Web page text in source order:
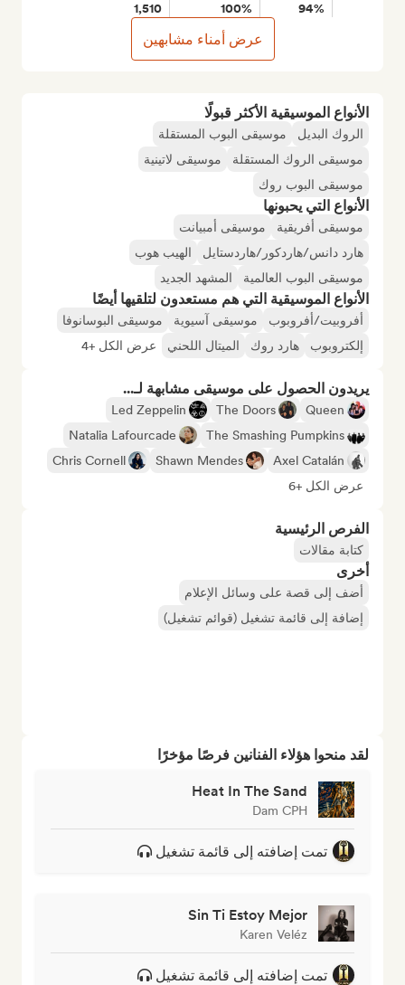
الأنواع الموسيقية الأكثر قبولًا
الروك البديل
موسيقى البوب المستقلة
موسيقى الروك المستقلة
موسيقى لاتينية
موسيقى البوب روك
الأنواع التي يحبونها
موسيقى أفريقية
موسيقى أمبيانت
هارد دانس/هاردكور/هاردستايل
الهيب هوب
موسيقى البوب العالمية
المشهد الجديد
الأنواع الموسيقية التي هم مستعدون لتلقيها أيضًا
أفروبيت/أفروبوب موسيقى آسيوية
موسيقى البوسانوفا
إلكتروبوب
هارد روك الميتال اللحني عرض الكل +4
يريدون الحصول على موسيقى مشابهة لـ...
Queen
The Doors
Led Zeppelin
The Smashing Pumpkins
Natalia Lafourcade
Axel Catalán
Shawn Mendes
Chris Cornell
عرض الكل +6
الفرص الرئيسية
كتابة مقالات
أخرى
أضف إلى قصة على وسائل الإعلام
إضافة إلى قائمة تشغيل (قوائم تشغيل)
لقد منحوا هؤلاء الفنانين فرصًا مؤخرًا
Heat In The Sand
Dam CPH
تمت إضافته إلى قائمة تشغيل
Sin Ti Estoy Mejor
Karen Veléz
تمت إضافته إلى قائمة تشغيل
94%
100%
1,510
عرض أمناء مشابهين